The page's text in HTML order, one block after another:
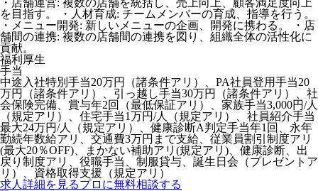
・店舗運営: 複数の店舗を統括し、売上向上、顧客満足度向上
を目指す。 ・人材育成: チームメンバーの育成、指導を行う。
・メニュー開発: 新しいメニューの企画、開発に携わる。 ・店
舗間の連携: 複数の店舗間の連携を図り、組織全体の活性化に
貢献。
福利厚生
手当
中途入社特別手当20万円（諸条件アリ）、PA社員登用手当20
万円（諸条件アリ）、引っ越し手当30万円（諸条件アリ）、社
会保険完備、賞与年2回（最低保証アリ）、家族手当3,000円/人
（規定アリ）、住宅手当1万円/人（規定アリ）、社員紹介手当
最大24万円/人（規定アリ）、健康診断A判定手当年1回、永年
勤続年数給アリ、交通費3万円まで支給、従業員割引制度アリ
(最大20％OFF)、まかない補助アリ(規定アリ)、健康診断、出
戻り制度アリ、役職手当、制服貸与、誕生日会（プレゼントア
リ）、資格取得支援（規定アリ）
求人詳細を見るプロに無料相談する